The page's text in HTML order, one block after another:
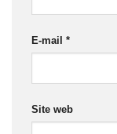
E-mail *
Site web